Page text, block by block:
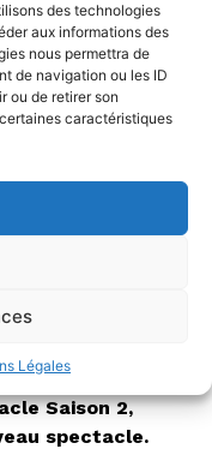
des technologies
aux informations des
nous permettra de
de navigation ou les ID
ou de retirer son
caractéristiques
Légales
/ Le
/ Le
?
Saison 2,
spectacle.